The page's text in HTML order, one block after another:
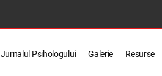
Jurnalul Psihologului Galerie Resurse